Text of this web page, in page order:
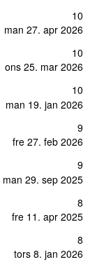
man 27. apr 2026
10
ons 25. mar 2026
10
man 19. jan 2026
10
fre 27. feb 2026
9
man 29. sep 2025
9
fre 11. apr 2025
8
tors 8. jan 2026
8